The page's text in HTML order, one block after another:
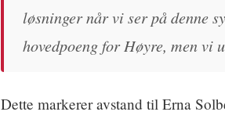
løsninger når vi ser på denne
hovedpoeng for Høyre, men vi
Dette markerer avstand til Erna